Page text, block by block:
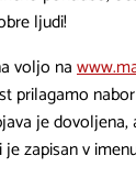
ljudi!
voljo na
prilagamo
je
zapisan v